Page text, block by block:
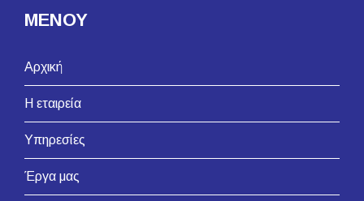
ΜΕΝΟΥ
Αρχική
Η εταιρεία
Υπηρεσίες
Έργα μας